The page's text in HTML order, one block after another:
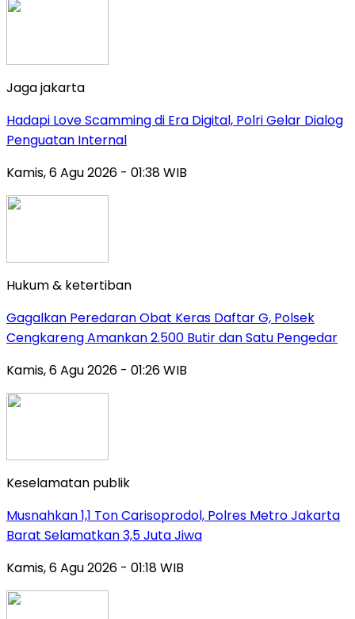
Jaga jakarta
Hadapi Love Scamming di Era Digital, Polri Gelar Dialog
Penguatan Internal
Kamis, 6 Agu 2026 - 01:38 WIB
Hukum & ketertiban
Gagalkan Peredaran Obat Keras Daftar G, Polsek
Cengkareng Amankan 2.500 Butir dan Satu Pengedar
Kamis, 6 Agu 2026 - 01:26 WIB
Keselamatan publik
Musnahkan 1,1 Ton Carisoprodol, Polres Metro Jakarta
Barat Selamatkan 3,5 Juta Jiwa
Kamis, 6 Agu 2026 - 01:18 WIB